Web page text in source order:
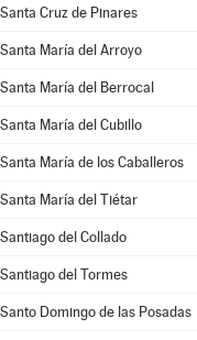
Santa Cruz de Pinares
Santa María del Arroyo
Santa María del Berrocal
Santa María del Cubillo
Santa María de los Caballeros
Santa María del Tiétar
Santiago del Collado
Santiago del Tormes
Santo Domingo de las Posadas